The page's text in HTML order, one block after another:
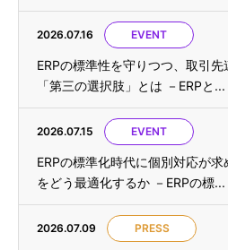
2026.07.16 EVENT
ERPの標準性を守りつつ、取引
「第三の選択肢」とは －ERPと...
2026.07.15 EVENT
ERPの標準化時代に個別対応が
をどう最適化するか －ERPの標...
2026.07.09 PRESS